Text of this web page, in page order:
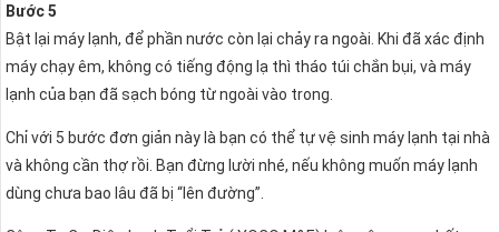
Bước 5
Bật lại máy lạnh, để phần nước còn lại chảy ra ngoài. Khi đã xác định
máy chạy êm, không có tiếng động lạ thì tháo túi chắn bụi, và máy
lạnh của bạn đã sạch bóng từ ngoài vào trong.
Chỉ với 5 bước đơn giản này là bạn có thể tự vệ sinh máy lạnh tại nhà
và không cần thợ rồi. Bạn đừng lười nhé, nếu không muốn máy lạnh
dùng chưa bao lâu đã bị “lên đường”.